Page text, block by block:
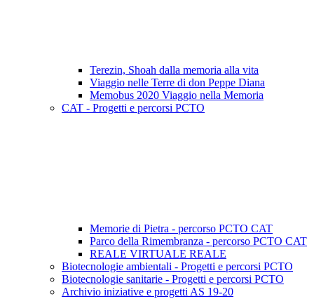
Terezin, Shoah dalla memoria alla vita
Viaggio nelle Terre di don Peppe Diana
Memobus 2020 Viaggio nella Memoria
CAT - Progetti e percorsi PCTO
Memorie di Pietra - percorso PCTO CAT
Parco della Rimembranza - percorso PCTO CAT
REALE VIRTUALE REALE
Biotecnologie ambientali - Progetti e percorsi PCTO
Biotecnologie sanitarie - Progetti e percorsi PCTO
Archivio iniziative e progetti AS 19-20